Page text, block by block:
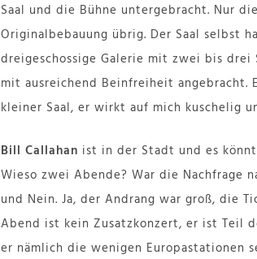
Saal und die Bühne untergebracht. Nur
Originalbebauung übrig. Der Saal selbst
dreigeschossige Galerie mit zwei bis
mit ausreichend Beinfreiheit angebracht.
kleiner Saal, er wirkt auf mich kuschelig
Bill Callahan ist in der Stadt und es
Wieso zwei Abende? War die Nachfrage
und Nein. Ja, der Andrang war groß, die
Abend ist kein Zusatzkonzert, er ist Teil
er nämlich die wenigen Europastationen